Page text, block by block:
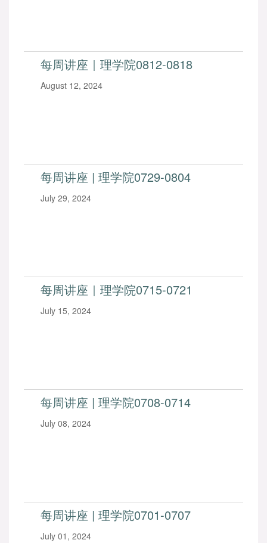
每周讲座｜理学院0812-0818
August 12, 2024
每周讲座 | 理学院0729-0804
July 29, 2024
每周讲座｜理学院0715-0721
July 15, 2024
每周讲座 | 理学院0708-0714
July 08, 2024
每周讲座 | 理学院0701-0707
July 01, 2024